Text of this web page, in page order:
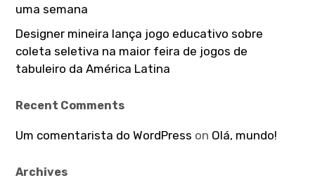
uma semana
Designer mineira lança jogo educativo sobre
coleta seletiva na maior feira de jogos de
tabuleiro da América Latina
Recent Comments
Um comentarista do WordPress on Olá, mundo!
Archives